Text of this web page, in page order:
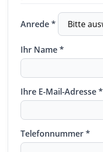
Anrede *
Ihr Name *
Ihre E-Mail-Adresse *
Telefonnummer *